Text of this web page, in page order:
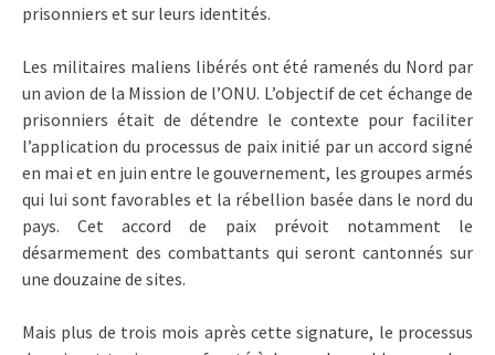
prisonniers et sur leurs identités.
Les militaires maliens libérés ont été ramenés du Nord par
un avion de la Mission de l’ONU. L’objectif de cet échange de
prisonniers était de détendre le contexte pour faciliter
l’application du processus de paix initié par un accord signé
en mai et en juin entre le gouvernement, les groupes armés
qui lui sont favorables et la rébellion basée dans le nord du
pays. Cet accord de paix prévoit notamment le
désarmement des combattants qui seront cantonnés sur
une douzaine de sites.
Mais plus de trois mois après cette signature, le processus